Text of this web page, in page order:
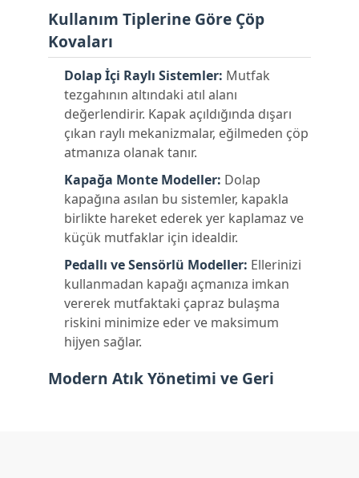
Kullanım Tiplerine Göre Çöp
Kovaları
Dolap İçi Raylı Sistemler: Mutfak
tezgahının altındaki atıl alanı
değerlendirir. Kapak açıldığında dışarı
çıkan raylı mekanizmalar, eğilmeden çöp
atmanıza olanak tanır.
Kapağa Monte Modeller: Dolap
kapağına asılan bu sistemler, kapakla
birlikte hareket ederek yer kaplamaz ve
küçük mutfaklar için idealdir.
Pedallı ve Sensörlü Modeller: Ellerinizi
kullanmadan kapağı açmanıza imkan
vererek mutfaktaki çapraz bulaşma
riskini minimize eder ve maksimum
hijyen sağlar.
Modern Atık Yönetimi ve Geri